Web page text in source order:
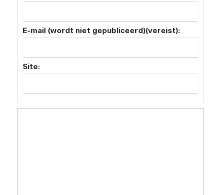
E-mail (wordt niet gepubliceerd)(vereist):
Site: